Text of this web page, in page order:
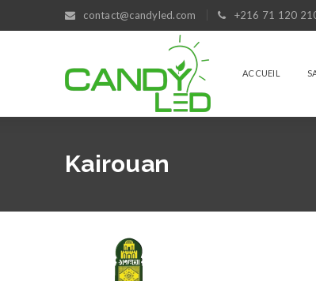
contact@candyled.com +216 71 120
ACCUEIL
Kairouan